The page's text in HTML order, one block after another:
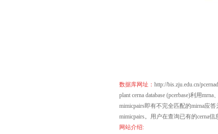
数据库网址： http://bis.zju.edu.cn/
plant cerna database (pcerbase)利用
mimicpairs即有不完全匹配的mirna应答
mimicpairs。用户在查询已有的cerna
网站介绍: